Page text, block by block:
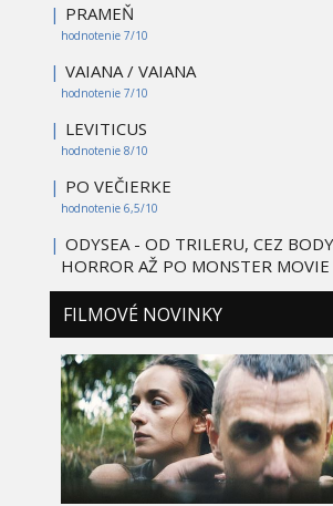
| PRAMEŇ
hodnotenie 7/10
| VAIANA / VAIANA
hodnotenie 7/10
| LEVITICUS
hodnotenie 8/10
| PO VEČIERKE
hodnotenie 6,5/10
| ODYSEA - OD TRILERU, CEZ BODY
HORROR AŽ PO MONSTER MOVIE
FILMOVÉ NOVINKY